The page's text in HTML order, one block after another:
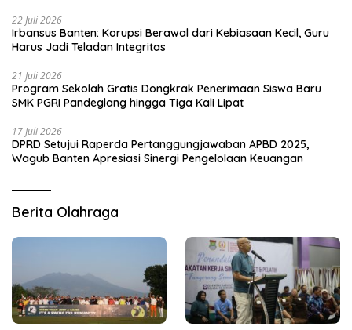
22 Juli 2026
Irbansus Banten: Korupsi Berawal dari Kebiasaan Kecil, Guru
Harus Jadi Teladan Integritas
21 Juli 2026
Program Sekolah Gratis Dongkrak Penerimaan Siswa Baru
SMK PGRI Pandeglang hingga Tiga Kali Lipat
17 Juli 2026
DPRD Setujui Raperda Pertanggungjawaban APBD 2025,
Wagub Banten Apresiasi Sinergi Pengelolaan Keuangan
Berita Olahraga